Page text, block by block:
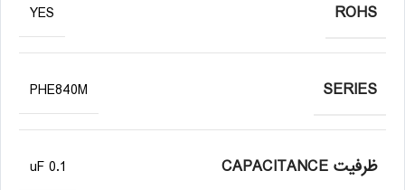
ROHS
YES
SERIES
PHE840M
ظرفیت CAPACITANCE 0.1 uF